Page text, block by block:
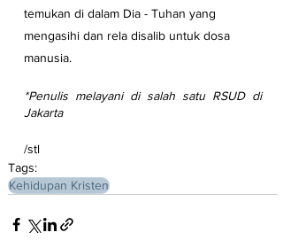
temukan di dalam Dia - Tuhan yang
mengasihi dan rela disalib untuk dosa
manusia.
*Penulis melayani di salah satu RSUD di
Jakarta
/stl
Tags:
Kehidupan Kristen